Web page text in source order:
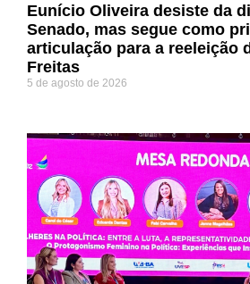
Eunício Oliveira desiste da
Senado, mas segue como
articulação para a reeleição
Freitas
5 de agosto de 2026